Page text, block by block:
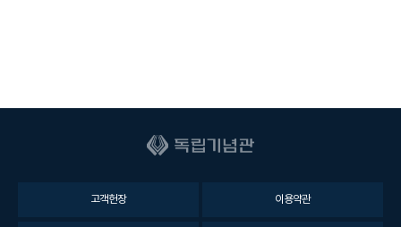
고객헌장 이용약관